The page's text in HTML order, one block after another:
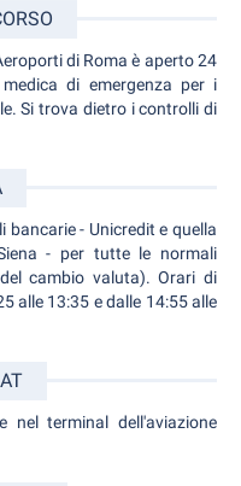
di Roma è aperto 24
di emergenza per i
Si trova dietro i controlli di
bancarie - Unicredit e quella
- per tutte le normali
cambio valuta). Orari di
alle 13:35 e dalle 14:55 alle
nel terminal dell'aviazione